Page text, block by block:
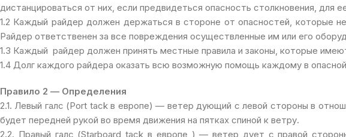
дистанцироваться от них, если предвидеться опасность столкновения, для
1.2 Каждый райдер должен держаться в стороне от опасностей, которые
Райдер ответственен за все повреждения осуществленные им или его
1.3 Каждый райдер должен принять местные правила и законы, которые
1.4 Долг каждого райдера оказать всю возможную помощь каждому в
Правило 2 — Определения
2.1. Левый галс (Port tack в европе) — ветер дующий с левой стороны в
будет передней рукой во время движения на пятках спиной к ветру.
2.2. Правый галс (Starboard tack в европе ) — ветер дует с правой